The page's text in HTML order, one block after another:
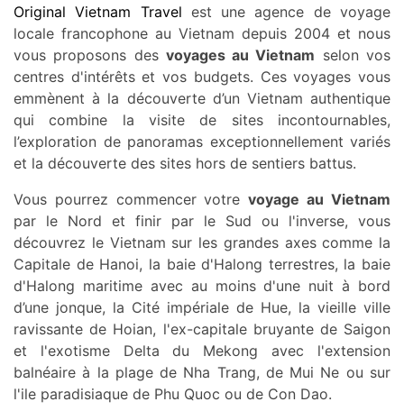
Original Vietnam Travel est une agence de voyage
locale francophone au Vietnam depuis 2004 et nous
vous proposons des voyages au Vietnam selon vos
centres d'intérêts et vos budgets. Ces voyages vous
emmènent à la découverte d’un Vietnam authentique
qui combine la visite de sites incontournables,
l’exploration de panoramas exceptionnellement variés
et la découverte des sites hors de sentiers battus.
Vous pourrez commencer votrevoyage au Vietnam
par le Nord et finir par le Sud ou l'inverse, vous
découvrez le Vietnam sur les grandes axes comme la
Capitale de Hanoi, la baie d'Halong terrestres, la baie
d'Halong maritime avec au moins d'une nuit à bord
d’une jonque, la Cité impériale de Hue, la vieille ville
ravissante de Hoian, l'ex-capitale bruyante de Saigon
et l'exotisme Delta du Mekong avec l'extension
balnéaire à la plage de Nha Trang, de Mui Ne ou sur
l'ile paradisiaque de Phu Quoc ou de Con Dao.